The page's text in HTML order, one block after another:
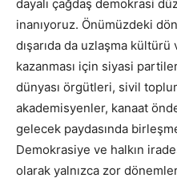
dayalı çağdaş demokrasi
inanıyoruz. Önümüzdeki
dışarıda da uzlaşma
kazanması için siyasi
dünyası örgütleri, sivil
akademisyenler, kanaat
gelecek paydasında
Demokrasiye ve halkın
olarak yalnızca zor